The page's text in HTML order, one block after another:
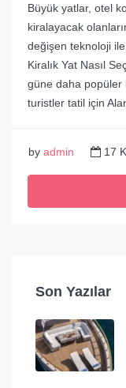
Büyük yatlar, otel
kiralayacak
değişen teknoloji
Kiralık Yat Nasıl
güne daha popüler
turistler tatil için
by admin 17
Son Yazılar